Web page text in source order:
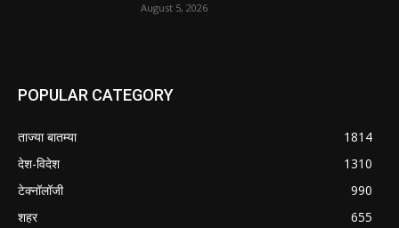
August 5, 2026
POPULAR CATEGORY
ताज्या बातम्या
1814
देश-विदेश
1310
टेक्नॉलॉजी
990
शहर
655